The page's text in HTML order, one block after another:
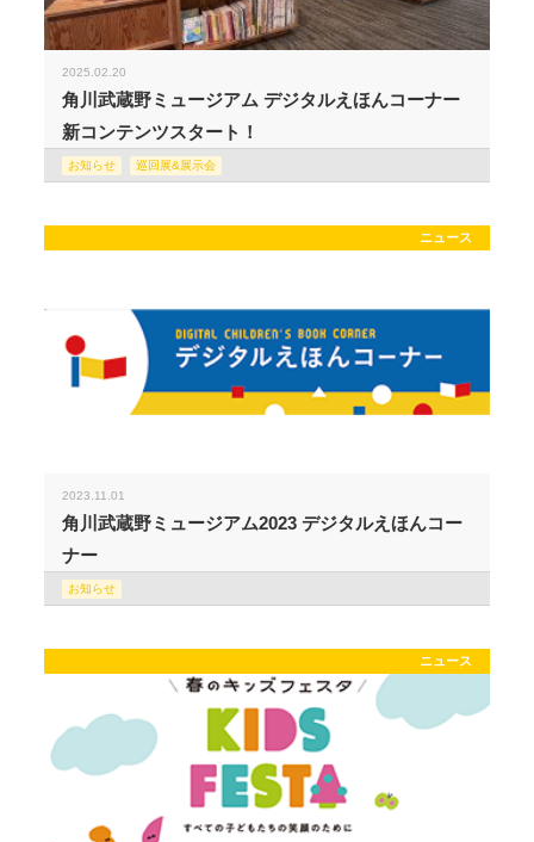
2025.02.20
角川武蔵野ミュージアム デジタルえほんコーナー
新コンテンツスタート！
お知らせ 巡回展&展示会
ニュース
2023.11.01
角川武蔵野ミュージアム2023 デジタルえほんコー
ナー
お知らせ
ニュース